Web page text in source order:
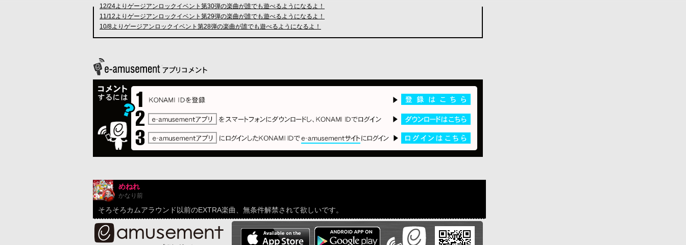
12/24よりゲージアンロックイベント第30弾の楽曲が誰でも遊べるようになるよ！
11/12よりゲージアンロックイベント第29弾の楽曲が誰でも遊べるようになるよ！
10/8よりゲージアンロックイベント第28弾の楽曲が誰でも遊べるようになるよ！
めねれ
かなり前
そろそろカムアラウンド以前のEXTRA楽曲、無条件解禁されて欲しいです。